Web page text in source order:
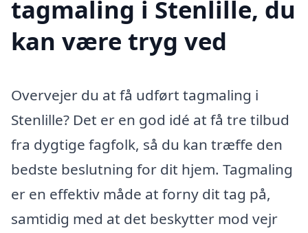
tagmaling i Stenlille, du
kan være tryg ved
Overvejer du at få udført tagmaling i
Stenlille? Det er en god idé at få tre tilbud
fra dygtige fagfolk, så du kan træffe den
bedste beslutning for dit hjem. Tagmaling
er en effektiv måde at forny dit tag på,
samtidig med at det beskytter mod vejr